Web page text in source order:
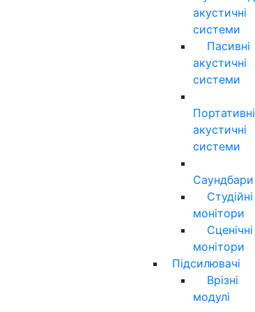
акустичні
системи
Пасивні
акустичні
системи
Портативні
акустичні
системи
Саундбари
Студійні
монітори
Сценічні
монітори
Підсилювачі
Врізні
модулі